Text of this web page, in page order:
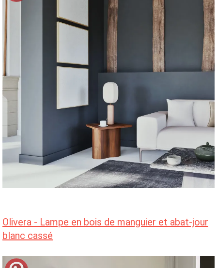
Olivera - Lampe en bois de manguier et abat-jour
blanc cassé